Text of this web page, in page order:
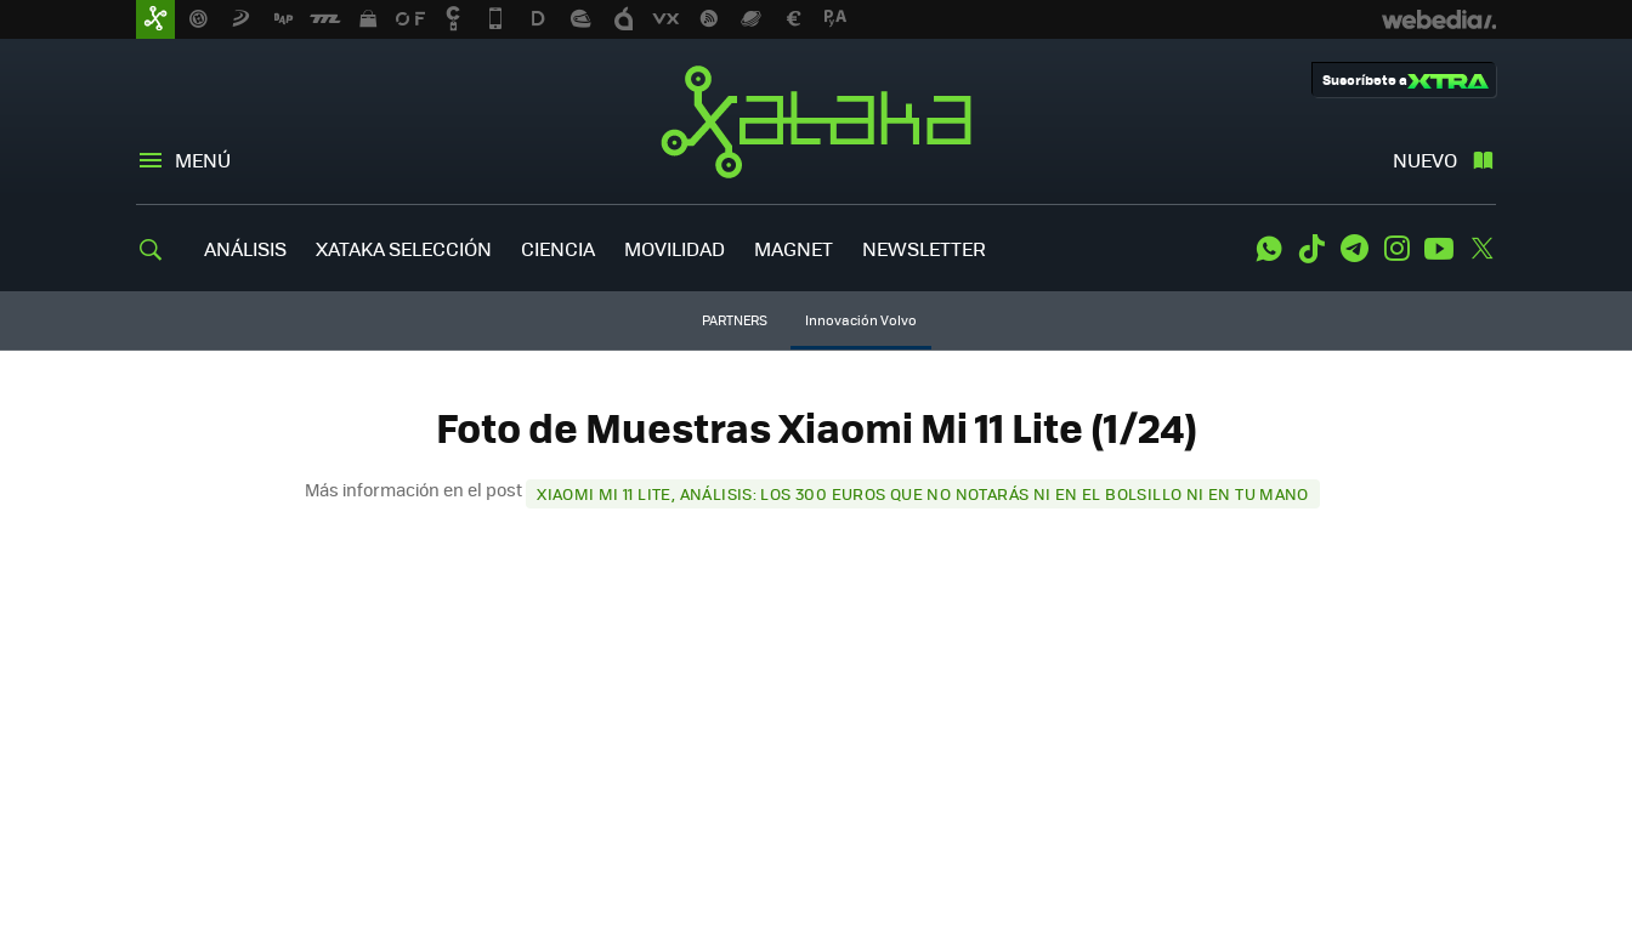
MENÚ NUEVO
Suscríbete a
ANÁLISIS XATAKA SELECCIÓN CIENCIA MOVILIDAD MAGNET NEWSLETTER WhatsApp
Tiktok TelegramInstagramYoutube
PARTNERS Innovación Volvo
Foto de Muestras Xiaomi Mi 11 Lite (1/24)
Más información en el post XIAOMI MI 11 LITE, ANÁLISIS: LOS 300 EUROS QUE NO NOTARÁS NI EN EL BOLSILLO NI EN TU MANO